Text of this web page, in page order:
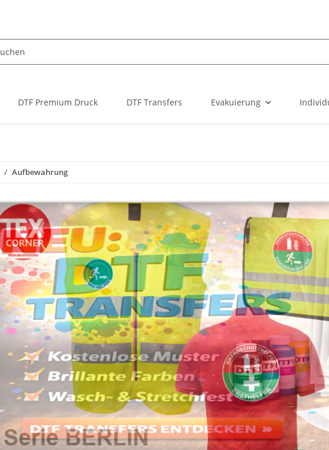
DTF Premium Druck DTF Transfers Evakuierung
Aufbewahrung